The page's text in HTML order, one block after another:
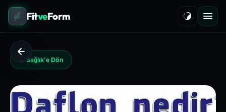
FitveForm
← Sağlık'e Dön